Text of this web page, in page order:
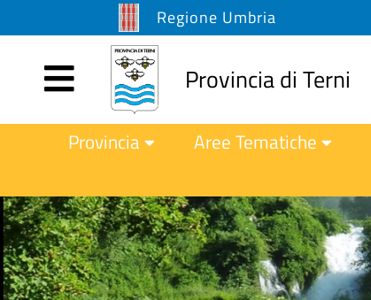
Regione Umbria
Provincia di Terni
Provincia Aree Tematiche